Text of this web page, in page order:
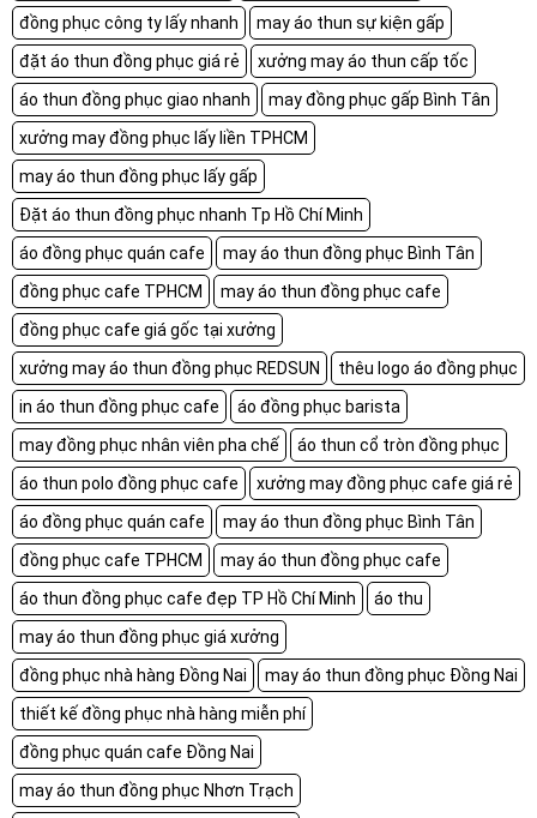
đồng phục công ty lấy nhanh
may áo thun sự kiện gấp
đặt áo thun đồng phục giá rẻ
xưởng may áo thun cấp tốc
áo thun đồng phục giao nhanh
may đồng phục gấp Bình Tân
xưởng may đồng phục lấy liền TPHCM
may áo thun đồng phục lấy gấp
Đặt áo thun đồng phục nhanh Tp Hồ Chí Minh
áo đồng phục quán cafe
may áo thun đồng phục Bình Tân
đồng phục cafe TPHCM
may áo thun đồng phục cafe
đồng phục cafe giá gốc tại xưởng
xưởng may áo thun đồng phục REDSUN
thêu logo áo đồng phục
in áo thun đồng phục cafe
áo đồng phục barista
may đồng phục nhân viên pha chế
áo thun cổ tròn đồng phục
áo thun polo đồng phục cafe
xưởng may đồng phục cafe giá rẻ
áo đồng phục quán cafe
may áo thun đồng phục Bình Tân
đồng phục cafe TPHCM
may áo thun đồng phục cafe
áo thun đồng phục cafe đẹp TP Hồ Chí Minh
áo thu
may áo thun đồng phục giá xưởng
đồng phục nhà hàng Đồng Nai
may áo thun đồng phục Đồng Nai
thiết kế đồng phục nhà hàng miễn phí
đồng phục quán cafe Đồng Nai
may áo thun đồng phục Nhơn Trạch